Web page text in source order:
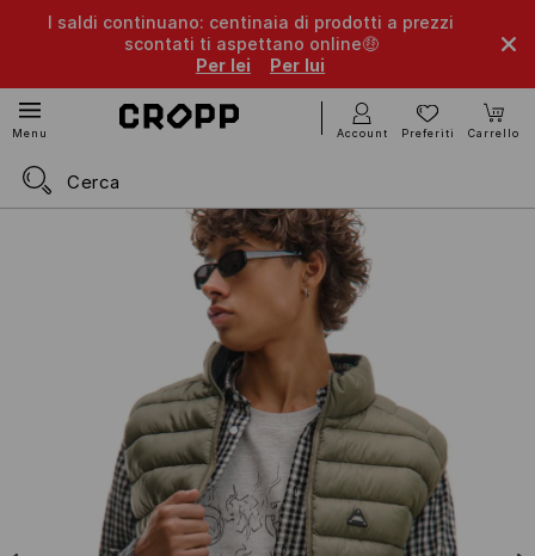
I saldi continuano: centinaia di prodotti a prezzi
scontati ti aspettano online🤑
Per lei
Per lui
Menu Account Preferiti Carrello